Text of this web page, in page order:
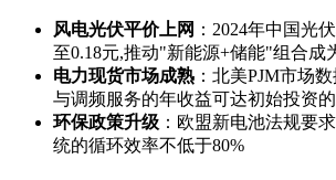
风电光伏平价上网 ：2024年中国光
至0.18元,推动"新能源+储能"组合成
电力现货市场成熟 ：北美PJM市场
与调频服务的年收益可达初始投资的
环保政策升级 ：欧盟新电池法规要
统的循环效率不低于80%